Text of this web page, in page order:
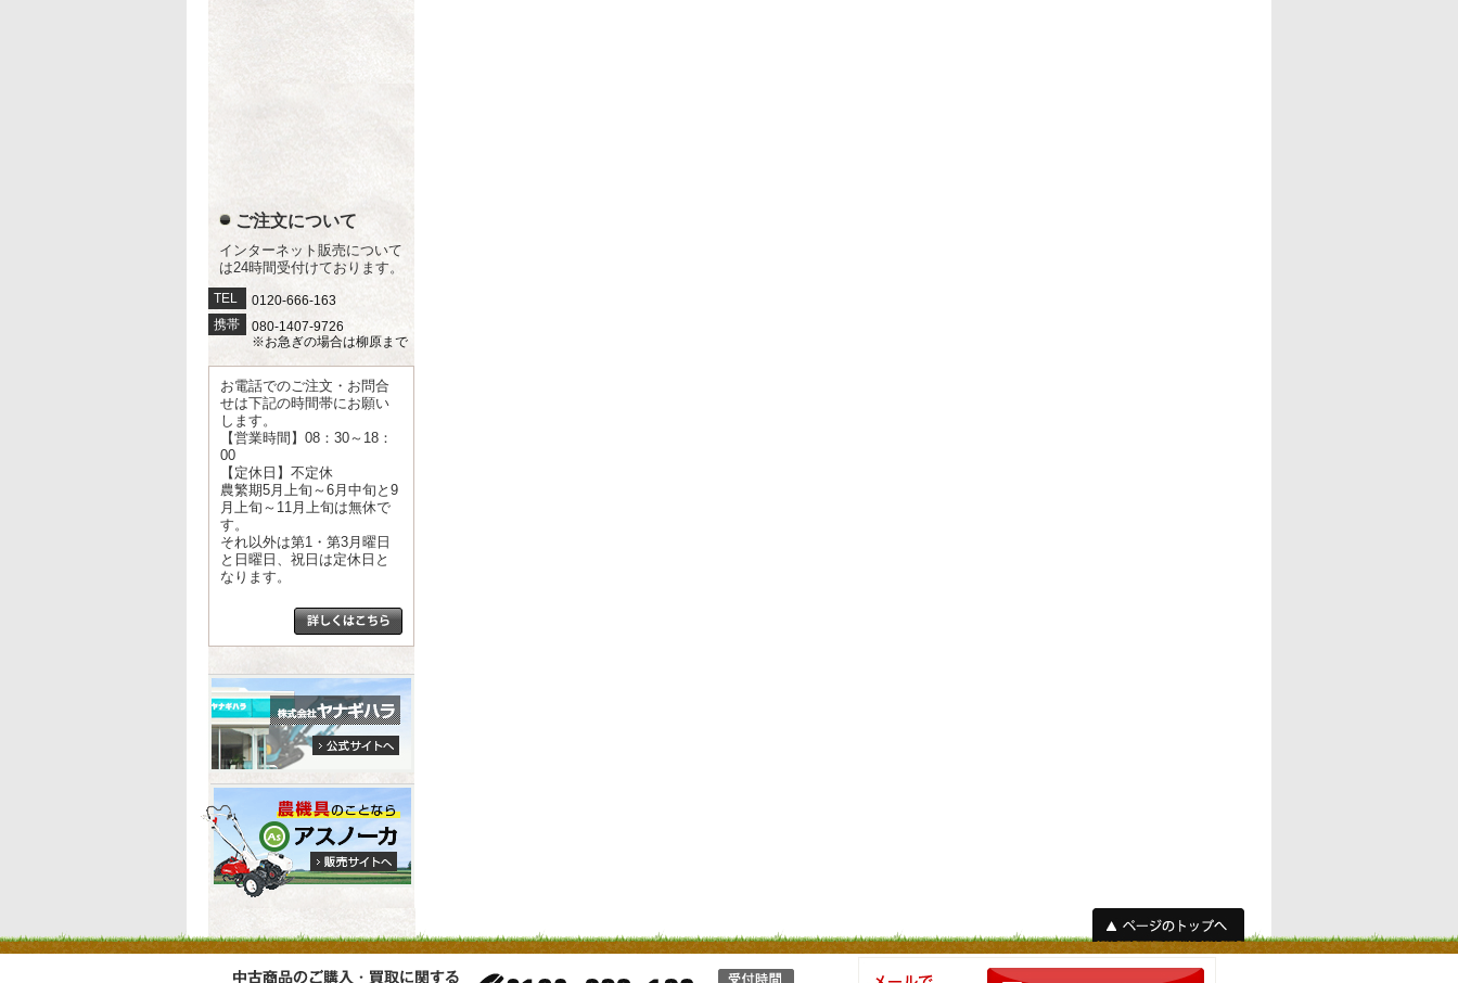
ご注文について
インターネット販売について
は24時間受付けております。
TEL
0120-666-163
携帯
080-1407-9726
※お急ぎの場合は柳原まで
お電話でのご注文・お問合
せは下記の時間帯にお願い
します。
【営業時間】08：30～18：
00
【定休日】不定休
農繁期5月上旬～6月中旬と9
月上旬～11月上旬は無休で
す。
それ以外は第1・第3月曜日
と日曜日、祝日は定休日と
なります。